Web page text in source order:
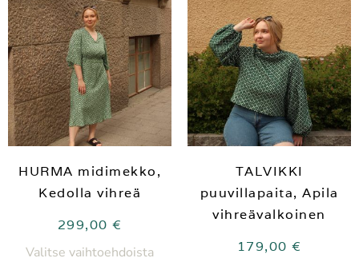
HURMA midimekko,
Kedolla vihreä
299,00 €
Valitse vaihtoehdoista
TALVIKKI
puuvillapaita, Apila
vihreävalkoinen
179,00 €